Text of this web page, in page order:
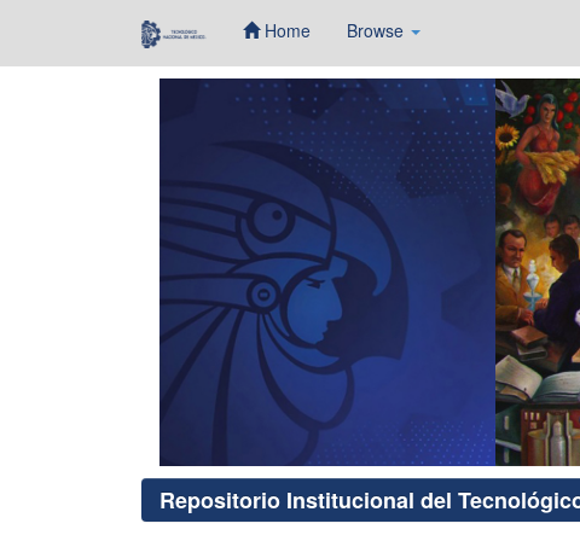
Home Browse
Repositorio Institucional del